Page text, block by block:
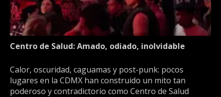
Centro de Salud: Amado, odiado, inolvidable
Calor, oscuridad, caguamas y post-punk: pocos
lugares en la CDMX han construido un mito tan
poderoso y contradictorio como Centro de Salud